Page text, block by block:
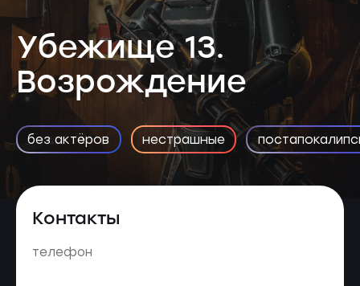
Убежище 13.
Возрождение
без актёров нестрашные
Контакты
телефон